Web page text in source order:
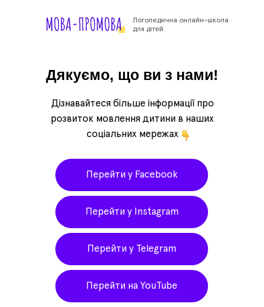
Логопедична онлайн-школа
для дітей
Дізнавайтеся більше інформації про
розвиток мовлення дитини в наших
соціальних мережах
Дякуємо, що ви з нами!
Перейти у Telegram
Перейти на YouTube
Перейти у Instagram
Перейти у Facebook